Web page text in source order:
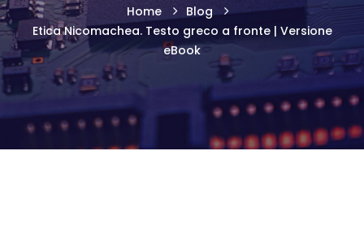
Home
Blog
Etica Nicomachea. Testo greco a fronte | Versione
eBook